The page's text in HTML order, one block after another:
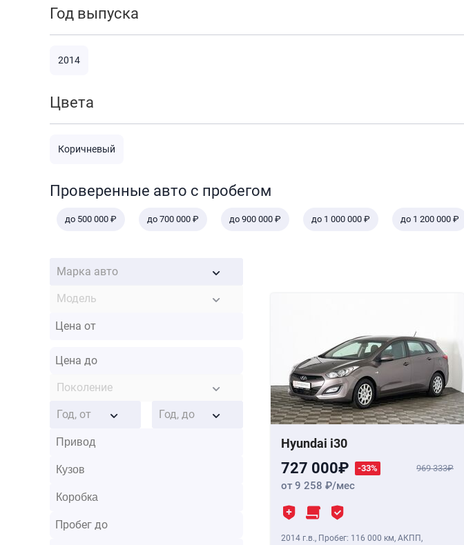
Год выпуска
2014
Цвета
Коричневый
Проверенные авто с пробегом
до 500 000 ₽ до 700 000 ₽ до 900 000 ₽ до 1 000 000 ₽ до 1 200 000 ₽
Марка авто
Модель
Поколение
Год, от Год, до
Hyundai i30
727 000 -33% 969 333
от 9 258 /мес
2014 г.в., Пробег: 116 000 км, АКПП,